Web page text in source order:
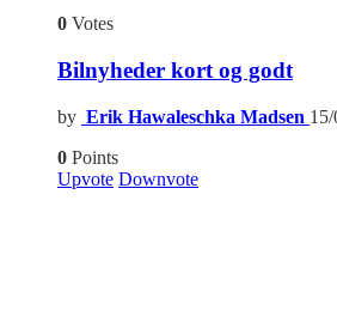
0 Votes
Bilnyheder kort og godt
by Erik Hawaleschka Madsen
0 Points
Upvote Downvote